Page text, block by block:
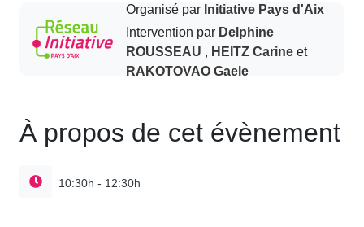
Organisé parInitiative Pays d'Aix
Intervention parDelphine
ROUSSEAU,HEITZ Carineet
RAKOTOVAO Gaele
À propos de cet évènement
10:30h - 12:30h